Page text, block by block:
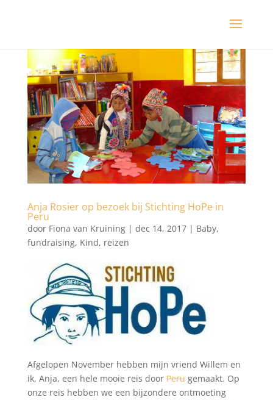
Anja Rosier op bezoek bij Stichting HoPe in
Peru
door Fiona van Kruining| dec 14, 2017| Baby,
fundraising, Kind, reizen
Afgelopen November hebben mijn vriend Willem en
ik, Anja, een hele mooie reis doorPerugemaakt. Op
onze reis hebben we een bijzondere ontmoeting